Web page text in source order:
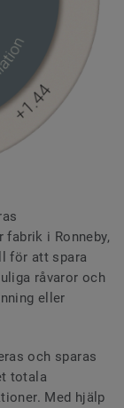
i Ronneby,
för att spara
råvaror och
eller
och sparas
totala
Med hjälp